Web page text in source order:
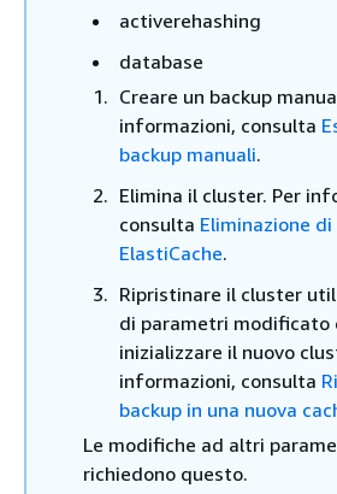
activerehashing
database
Creare un backup
informazioni, consulta
backup manuali.
Elimina il cluster. Per
consulta Eliminazione
ElastiCache.
Ripristinare il cluster
di parametri modificato
inizializzare il nuovo
informazioni, consulta
backup in una nuova
Le modifiche ad altri
richiedono questo.